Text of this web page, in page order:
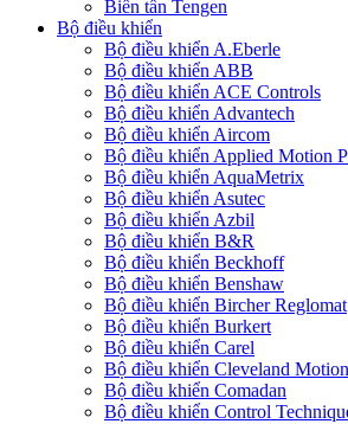
Biến tần Tengen
Bộ điều khiển
Bộ điều khiển A.Eberle
Bộ điều khiển ABB
Bộ điều khiển ACE Controls
Bộ điều khiển Advantech
Bộ điều khiển Aircom
Bộ điều khiển Applied Motion
Bộ điều khiển AquaMetrix
Bộ điều khiển Asutec
Bộ điều khiển Azbil
Bộ điều khiển B&R
Bộ điều khiển Beckhoff
Bộ điều khiển Benshaw
Bộ điều khiển Bircher Reglomat
Bộ điều khiển Burkert
Bộ điều khiển Carel
Bộ điều khiển Cleveland
Bộ điều khiển Comadan
Bộ điều khiển Control